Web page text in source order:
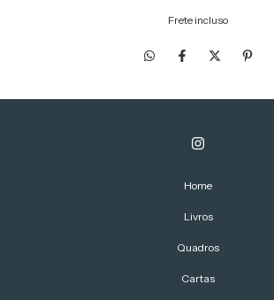
Frete incluso
Home
Livros
Quadros
Cartas